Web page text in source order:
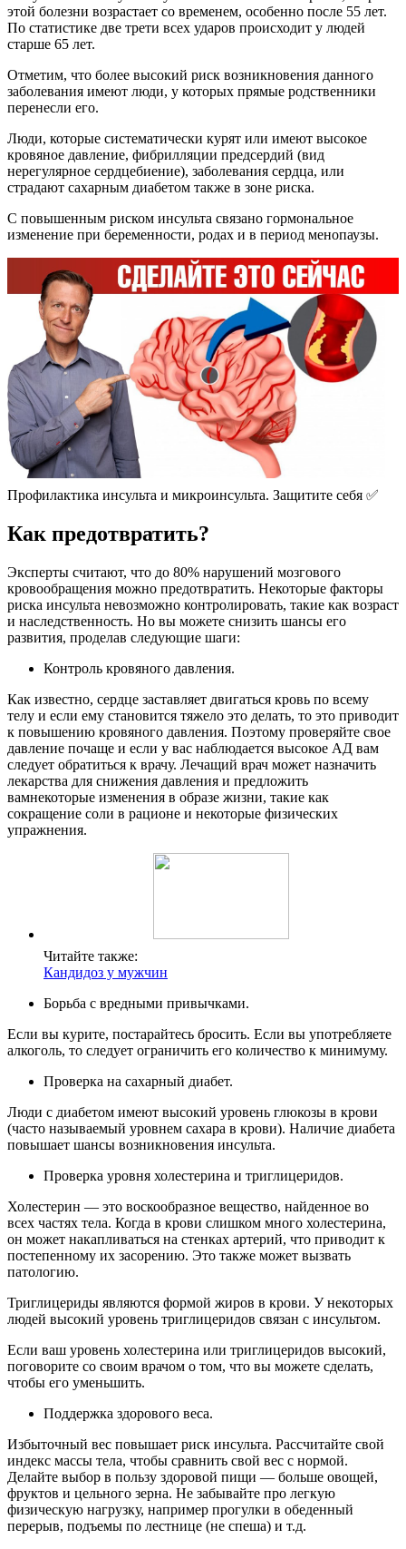
этой болезни возрастает со временем, особенно после 55 лет.
По статистике две трети всех ударов происходит у людей
старше 65 лет.
Отметим, что более высокий риск возникновения данного
заболевания имеют люди, у которых прямые родственники
перенесли его.
Люди, которые систематически курят или имеют высокое
кровяное давление, фибрилляции предсердий (вид
нерегулярное сердцебиение), заболевания сердца, или
страдают сахарным диабетом также в зоне риска.
С повышенным риском инсульта связано гормональное
изменение при беременности, родах и в период менопаузы.
Профилактика инсульта и микроинсульта. Защитите себя ✅
Как предотвратить?
Эксперты считают, что до 80% нарушений мозгового
кровообращения можно предотвратить. Некоторые факторы
риска инсульта невозможно контролировать, такие как возраст
и наследственность. Но вы можете снизить шансы его
развития, проделав следующие шаги:
Контроль кровяного давления.
Как известно, сердце заставляет двигаться кровь по всему
телу и если ему становится тяжело это делать, то это приводит
к повышению кровяного давления. Поэтому проверяйте свое
давление почаще и если у вас наблюдается высокое АД вам
следует обратиться к врачу. Лечащий врач может назначить
лекарства для снижения давления и предложить
вамнекоторые изменения в образе жизни, такие как
сокращение соли в рационе и некоторые физических
упражнения.
Читайте также:
Кандидоз у мужчин
Борьба с вредными привычками.
Если вы курите, постарайтесь бросить. Если вы употребляете
алкоголь, то следует ограничить его количество к минимуму.
Проверка на сахарный диабет.
Люди с диабетом имеют высокий уровень глюкозы в крови
(часто называемый уровнем сахара в крови). Наличие диабета
повышает шансы возникновения инсульта.
Проверка уровня холестерина и триглицеридов.
Холестерин — это воскообразное вещество, найденное во
всех частях тела. Когда в крови слишком много холестерина,
он может накапливаться на стенках артерий, что приводит к
постепенному их засорению. Это также может вызвать
патологию.
Триглицериды являются формой жиров в крови. У некоторых
людей высокий уровень триглицеридов связан с инсультом.
Если ваш уровень холестерина или триглицеридов высокий,
поговорите со своим врачом о том, что вы можете сделать,
чтобы его уменьшить.
Поддержка здорового веса.
Избыточный вес повышает риск инсульта. Рассчитайте свой
индекс массы тела, чтобы сравнить свой вес с нормой.
Делайте выбор в пользу здоровой пищи — больше овощей,
фруктов и цельного зерна. Не забывайте про легкую
физическую нагрузку, например прогулки в обеденный
перерыв, подъемы по лестнице (не спеша) и т.д.